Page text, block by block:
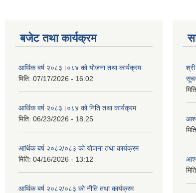
बजेट तथा कार्यक्रम
आर्थिक बर्ष २०८३।०८४ को योजना तथा कार्यक्रम
मिति: 07/17/2026 - 16:02
आर्थिक बर्ष २०८३।०८४ को निति तथा कार्यक्रम
मिति: 06/23/2026 - 18:25
आर्थिक बर्ष २०८२/०८३ काे याेजना तथा कार्यक्रम
मिति: 04/16/2026 - 13:12
आर्थिक बर्ष २०८२/०८३ काे नीति तथा कार्यक्रम